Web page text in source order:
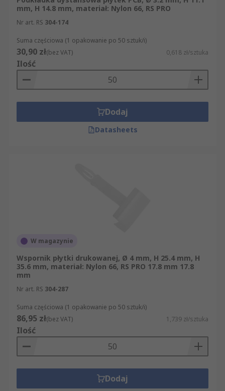
mm, H 14.8 mm, materiał: Nylon 66, RS PRO
Nr art. RS 304-174
Suma częściowa (1 opakowanie po 50 sztuk/i)
30,90 zł(bez VAT) 0,618 zł/sztuka
Ilość
Dodaj
Datasheets
W magazynie
Wspornik płytki drukowanej, Ø 4 mm, H 25.4 mm, H
35.6 mm, materiał: Nylon 66, RS PRO 17.8 mm 17.8
mm
Nr art. RS 304-287
Suma częściowa (1 opakowanie po 50 sztuk/i)
86,95 zł(bez VAT) 1,739 zł/sztuka
Ilość
Dodaj